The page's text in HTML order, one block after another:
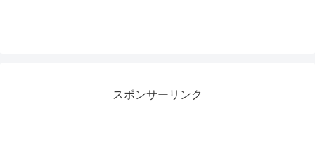
スポンサーリンク